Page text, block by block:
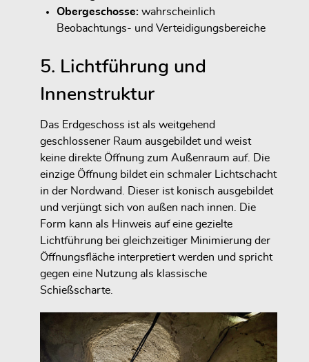
Obergeschosse: wahrscheinlich
Beobachtungs- und Verteidigungsbereiche
5. Lichtführung und
Innenstruktur
Das Erdgeschoss ist als weitgehend
geschlossener Raum ausgebildet und weist
keine direkte Öffnung zum Außenraum auf. Die
einzige Öffnung bildet ein schmaler Lichtschacht
in der Nordwand. Dieser ist konisch ausgebildet
und verjüngt sich von außen nach innen. Die
Form kann als Hinweis auf eine gezielte
Lichtführung bei gleichzeitiger Minimierung der
Öffnungsfläche interpretiert werden und spricht
gegen eine Nutzung als klassische
Schießscharte.